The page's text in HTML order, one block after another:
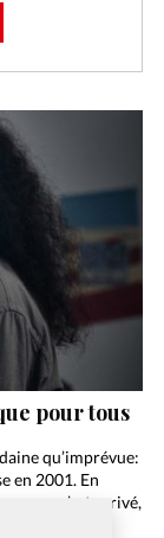
pour tous
qu’imprévue:
en 2001. En
c’est arrivé,